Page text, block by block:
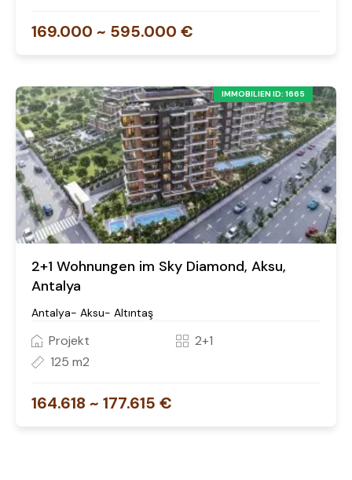
169.000 ~ 595.000 €
IMMOBILIEN ID: 1665
2+1 Wohnungen im Sky Diamond, Aksu,
Antalya
Antalya- Aksu- Altıntaş
Projekt
2+1
125 m2
164.618 ~ 177.615 €